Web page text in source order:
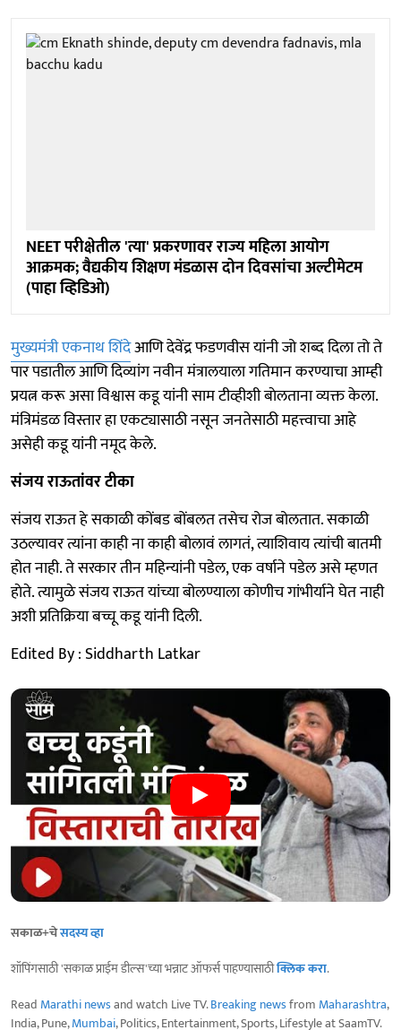
NEET परीक्षेतील 'त्या' प्रकरणावर राज्य महिला आयाेग
आक्रमक; वैद्यकीय शिक्षण मंडळास दाेन दिवसांचा अल्टीमेटम
(पाहा व्हिडिओ)
मुख्यमंत्री एकनाथ शिंदेआणि देवेंद्र फडणवीस यांनी जो शब्द दिला तो ते
पार पडातील आणि दिव्यांग नवीन मंत्रालयाला गतिमान करण्याचा आम्ही
प्रयत्न करू असा विश्वास कडू यांनी साम टीव्हीशी बाेलताना व्यक्त केला.
मंत्रिमंडळ विस्तार हा एकट्यासाठी नसून जनतेसाठी महत्त्वाचा आहे
असेही कडू यांनी नमूद केले.
संजय राऊतांवर टीका
संजय राऊत हे सकाळी कोंबड बोंबलत तसेच रोज बोलतात. सकाळी
उठल्यावर त्यांना काही ना काही बोलावं लागतं, त्याशिवाय त्यांची बातमी
होत नाही. ते सरकार तीन महिन्यांनी पडेल, एक वर्षाने पडेल असे म्हणत
हाेते. त्यामुळे संजय राऊत यांच्या बोलण्याला कोणीच गांभीर्याने घेत नाही
अशी प्रतिक्रिया बच्चू कडू यांनी दिली.
Edited By : Siddharth Latkar
सकाळ+चेसदस्य व्हा
शॉपिंगसाठी 'सकाळ प्राईम डील्स'च्या भन्नाट ऑफर्स पाहण्यासाठीक्लिक करा.
Read Marathi newsand watch Live TV.Breaking newsfrom Maharashtra,
India, Pune,Mumbai, Politics, Entertainment, Sports, Lifestyle at SaamTV.